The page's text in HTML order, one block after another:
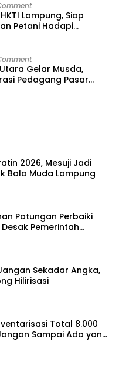
Lampung, Siap
Petani Hadapi
Gelar Musda,
Pedagang Pasar
2026, Mesuji Jadi
Bola Muda Lampung
Patungan Perbaiki
Pemerintah
Sekadar Angka,
Hilirisasi
Total 8.000
Sampai Ada yang